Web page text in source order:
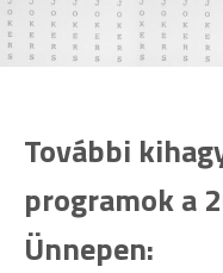
További
programok a
Ünnepen: